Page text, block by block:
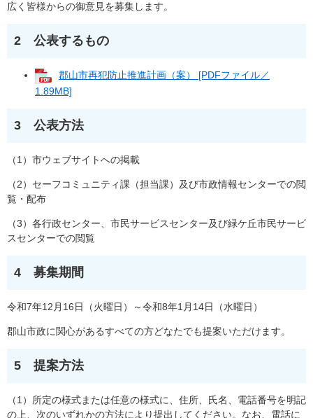
広く皆様からの御意見を募集します。
2 公表するもの
郡山市再犯防止推進計画（案） [PDFファイル／
1.89MB]
3 公表方法
（1）市ウェブサイトへの掲載
（2）セーフコミュニティ課（担当課）及び市政情報センターでの閲
覧・配布
（3）各行政センター、市民サービスセンター及び緑ケ丘市民サービ
スセンターでの閲覧
4 募集期間
令和7年12月16日（火曜日）～令和8年1月14日（水曜日）
郡山市政に関心があるすべての方どなたでも提案いただけます。
5 提案方法
（1）所定の様式または任意の様式に、住所、氏名、電話番号を明記
の上、次のいずれかの方法により提出してください。なお、電話に